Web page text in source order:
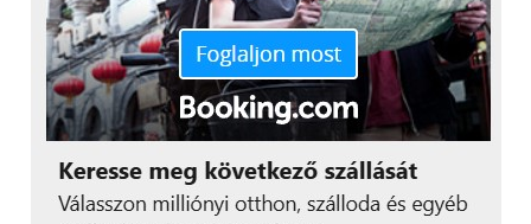
mindennapjaink részévé
vált, így talán
természetesnek vesszük,
hogy ha írunk valakinek,
az rögtön látni fogja az
üzenetünket. A